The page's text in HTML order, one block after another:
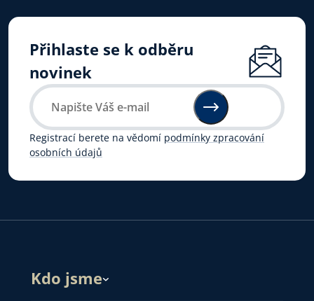
Přihlaste se k odběru
novinek
Registrací berete na vědomí podmínky zpracování
osobních údajů
Kdo jsme